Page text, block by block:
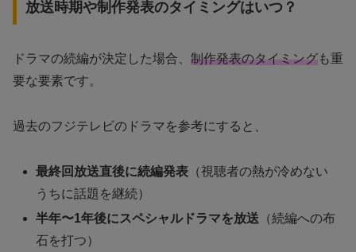
放送時期や制作発表のタイミングはいつ？
ドラマの続編が決定した場合、 制作発表のタイミングも重
要な要素です。
過去のフジテレビのドラマを参考にすると、
最終回放送直後に続編発表 （視聴者の熱が冷めない
うちに話題を継続）
半年〜1年後にスペシャルドラマを放送 （続編への布
石を打つ）